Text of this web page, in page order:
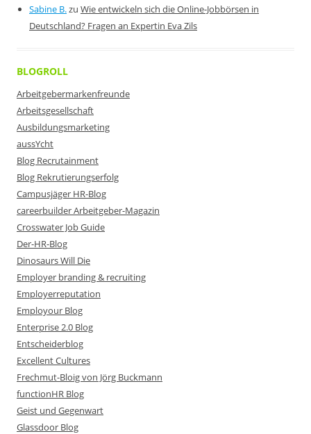
Sabine B.zu Wie entwickeln sich die Online-Jobbörsen in
Deutschland? Fragen an Expertin Eva Zils
BLOGROLL
Arbeitgebermarkenfreunde
Arbeitsgesellschaft
Ausbildungsmarketing
aussYcht
Blog Recrutainment
Blog Rekrutierungserfolg
Campusjäger HR-Blog
careerbuilder Arbeitgeber-Magazin
Crosswater Job Guide
Der-HR-Blog
Dinosaurs Will Die
Employer branding & recruiting
Employerreputation
Employour Blog
Enterprise 2.0 Blog
Entscheiderblog
Excellent Cultures
Frechmut-Bloig von Jörg Buckmann
functionHR Blog
Geist und Gegenwart
Glassdoor Blog